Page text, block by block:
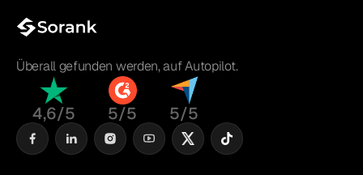
Überall gefunden werden, auf Autopilot.
4,6/5 5/5 5/5